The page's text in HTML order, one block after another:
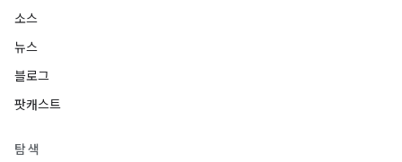
소스
뉴스
블로그
팟캐스트
탐색